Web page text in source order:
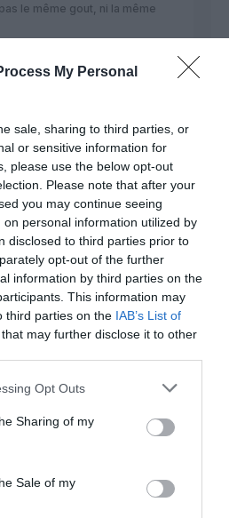
My Personal
sale, sharing to third parties, or
or sensitive information for
please use the below opt-out
Please note that after your
you may continue seeing
personal information utilized by
disclosed to third parties prior to
opt-out of the further
information by third parties on the
This information may
third parties on the IAB’s List of
that may further disclose it to other
Opt Outs
Sharing of my
Sale of my
le même gout, ni la même
Non !!
:
11 juin 2026 - 15 h 09
min
plus de kérosène.
besoins des compagnies.
l’A220 a obtenu beaucoup
RÉPONDRE
décoller
:
12 juin 2026 - 7 h 44
min
l’ergonomie du cockpit et de
RÉPONDRE